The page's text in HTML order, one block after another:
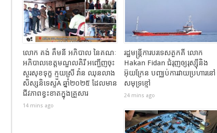
លោក គង់ គឹមនី អភិបាល នៃគណៈ
អភិបាលខេត្តមណ្ឌលគិរី អញ្ជើញចុះ
សួរសុខទុក្ខ ក្មួយស្រី វ៉ាន ឈុនលាង
សិស្សនិទេស្ទA ឆ្នាំ២០២៥ ដែលមាន
ជីវភាពខ្វះខាតក្នុងគ្រួសារ
14 mins ago
រដ្ឋមន្រ្តីការបរទេសតួកគី លោក
Hakan Fidan ជំរុញឲ្យរុស្ស៊ីនិង
អ៊ុយក្រែន បញ្ឈប់ការវាយប្រហារនៅ
សមុទ្រខ្មៅ
24 mins ago